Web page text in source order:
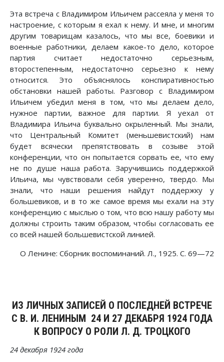
Эта встреча с Владимиром Ильичем рассеяла у меня то
настроение, с которым я ехал к нему. И мне, и многим
другим товарищам казалось, что мы все, боевики и
военные работники, делаем какое-то дело, которое
партия считает недостаточно серьезным,
второстепенным, недостаточно серьезно к нему
относится. Это объяснялось конспиративностью
обстановки нашей работы. Разговор с Владимиром
Ильичем убедил меня в том, что мы делаем дело,
нужное партии, важное для партии. Я уехал от
Владимира Ильича буквально окрыленный. Мы знали,
что Центральный Комитет (меньшевистский) нам
будет всячески препятствовать в созыве этой
конференции, что он попытается сорвать ее, что ему
не по душе наша работа. Заручившись поддержкой
Ильича, мы чувствовали себя уверенно, твердо. Мы
знали, что наши решения найдут поддержку у
большевиков, и в то же самое время мы ехали на эту
конференцию с мыслью о том, что всю нашу работу мы
должны строить таким образом, чтобы согласовать ее
со всей нашей большевистской линией.
О Ленине: Сборник воспоминаний. Л., 1925. С. 69—72
ИЗ ЛИЧНЫХ ЗАПИСЕЙ О ПОСЛЕДНЕЙ ВСТРЕЧЕ
С В. И. ЛЕНИНЫМ 24 И 27 ДЕКАБРЯ 1924 ГОДА
К ВОПРОСУ О РОЛИ Л. Д. ТРОЦКОГО
24 декабря 1924 года